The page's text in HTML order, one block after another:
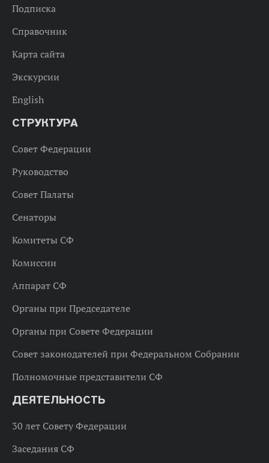
Подписка
Справочник
Карта сайта
Экскурсии
English
СТРУКТУРА
Совет Федерации
Руководство
Совет Палаты
Сенаторы
Комитеты СФ
Комиссии
Аппарат СФ
Органы при Председателе
Органы при Совете Федерации
Совет законодателей при Федеральном Собрании
Полномочные представители СФ
ДЕЯТЕЛЬНОСТЬ
30 лет Совету Федерации
Заседания СФ